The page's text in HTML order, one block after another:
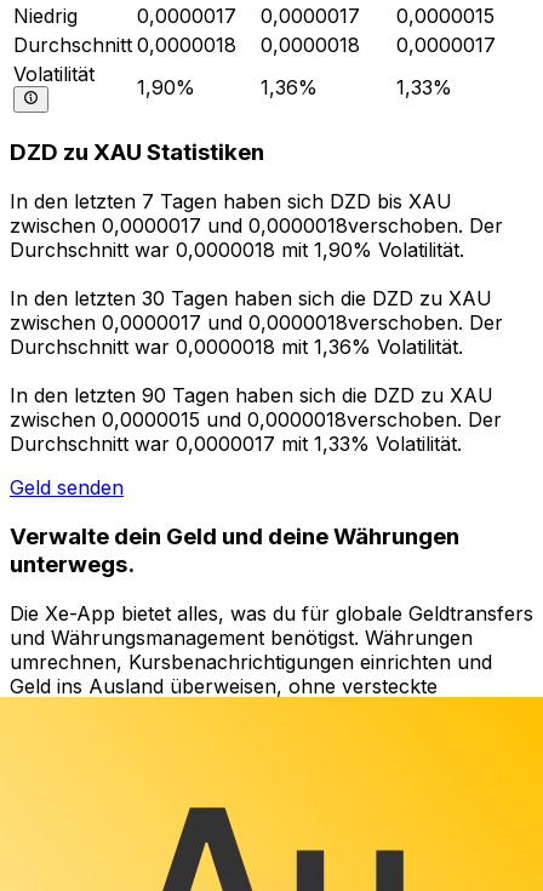
Niedrig
0,0000017 0,0000017
0,0000015
Durchschnitt 0,0000018 0,0000018
0,0000017
Volatilität
1,90% 1,36% 1,33%
DZD zu XAU Statistiken
In den letzten 7 Tagen haben sich DZD bis XAU
zwischen 0,0000017 und 0,0000018verschoben. Der
Durchschnitt war 0,0000018 mit 1,90% Volatilität.
In den letzten 30 Tagen haben sich die DZD zu XAU
zwischen 0,0000017 und 0,0000018verschoben. Der
Durchschnitt war 0,0000018 mit 1,36% Volatilität.
In den letzten 90 Tagen haben sich die DZD zu XAU
zwischen 0,0000015 und 0,0000018verschoben. Der
Durchschnitt war 0,0000017 mit 1,33% Volatilität.
Geld senden
Verwalte dein Geld und deine Währungen
unterwegs.
Die Xe-App bietet alles, was du für globale Geldtransfers
und Währungsmanagement benötigst. Währungen
umrechnen, Kursbenachrichtigungen einrichten und
Geld ins Ausland überweisen, ohne versteckte